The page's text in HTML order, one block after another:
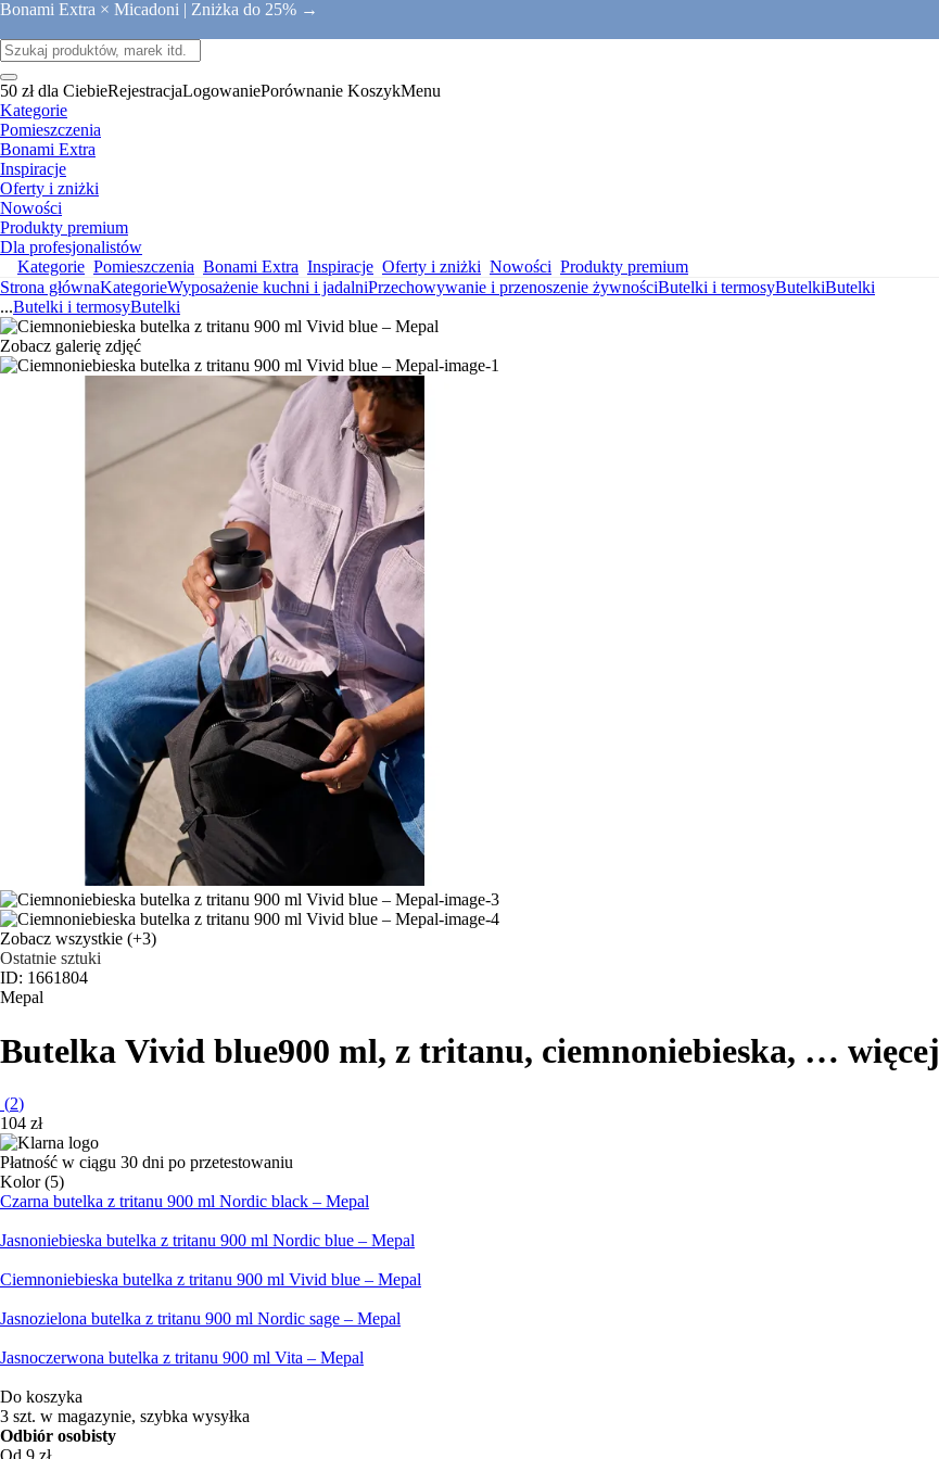
Bonami Extra × Micadoni | Zniżka do 25% →
50 zł dla CiebieRejestracjaLogowaniePorównanie KoszykMenu
Kategorie
Pomieszczenia
Bonami Extra
Inspiracje
Oferty i zniżki
Nowości
Produkty premium
Dla profesjonalistów
Kategorie Pomieszczenia Bonami Extra Inspiracje Oferty i zniżki Nowości Produkty premium
Strona głównaKategorieWyposażenie kuchni i jadalniPrzechowywanie i przenoszenie żywnościButelki i termosyButelkiButelki
...Butelki i termosyButelki
Zobacz galerię zdjęć
Zobacz wszystkie (+3)
Ostatnie sztuki
ID: 1661804
Mepal
Butelka Vivid blue900 ml, z tritanu, ciemnoniebieska, … więcej
(2)
104 zł
Płatność w ciągu 30 dni po przetestowaniu
Kolor (5)
Czarna butelka z tritanu 900 ml Nordic black – Mepal
Jasnoniebieska butelka z tritanu 900 ml Nordic blue – Mepal
Ciemnoniebieska butelka z tritanu 900 ml Vivid blue – Mepal
Jasnozielona butelka z tritanu 900 ml Nordic sage – Mepal
Jasnoczerwona butelka z tritanu 900 ml Vita – Mepal
Do koszyka
3 szt. w magazynie, szybka wysyłka
Odbiór osobisty